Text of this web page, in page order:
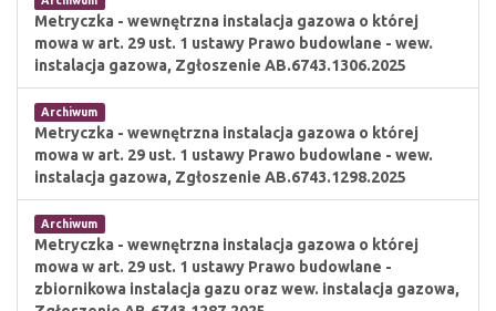
Metryczka - wewnętrzna instalacja gazowa o której
mowa w art. 29 ust. 1 ustawy Prawo budowlane - wew.
instalacja gazowa, Zgłoszenie AB.6743.1306.2025
Archiwum
Metryczka - wewnętrzna instalacja gazowa o której
mowa w art. 29 ust. 1 ustawy Prawo budowlane - wew.
instalacja gazowa, Zgłoszenie AB.6743.1298.2025
Archiwum
Metryczka - wewnętrzna instalacja gazowa o której
mowa w art. 29 ust. 1 ustawy Prawo budowlane -
zbiornikowa instalacja gazu oraz wew. instalacja gazowa,